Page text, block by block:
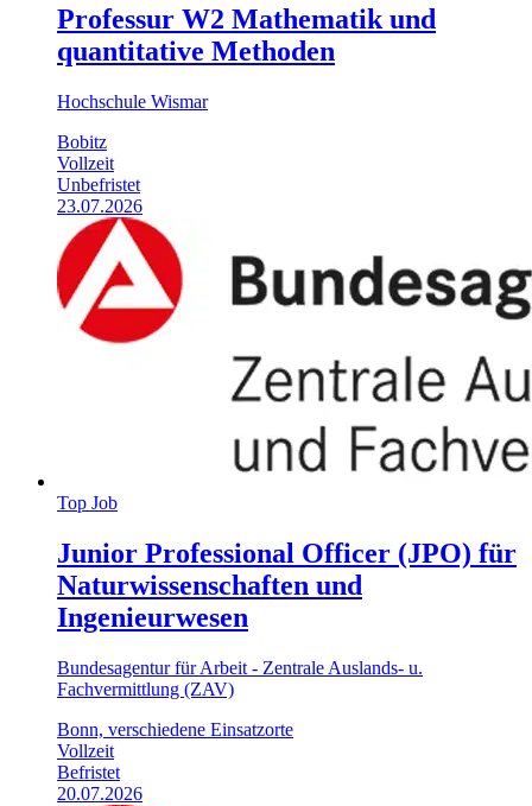
Professur W2 Mathematik und
quantitative Methoden
Hochschule Wismar
Bobitz
Vollzeit
Unbefristet
23.07.2026
Top Job
Junior Professional Officer (JPO) für
Naturwissenschaften und
Ingenieurwesen
Bundesagentur für Arbeit - Zentrale Auslands- u.
Fachvermittlung (ZAV)
Bonn, verschiedene Einsatzorte
Vollzeit
Befristet
20.07.2026